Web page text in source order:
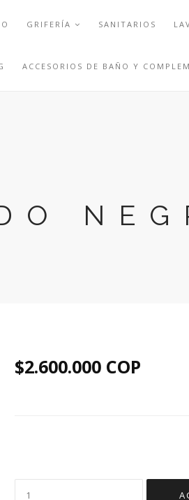
GRIFERÍA SANITARIOS
ACCESORIOS DE BAÑO Y
$2.600.000 COP